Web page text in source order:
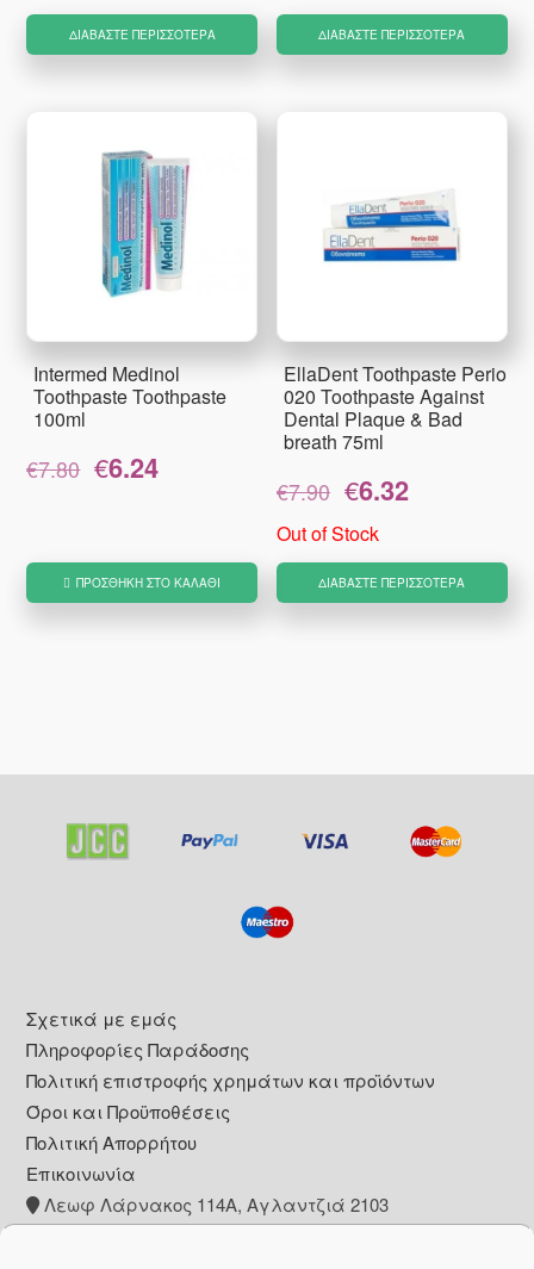
€6.32.
ΔΙΑΒΆΣΤΕ ΠΕΡΙΣΣΌΤΕΡΑ ΔΙΑΒΆΣΤΕ ΠΕΡΙΣΣΌΤΕΡΑ
Intermed Medinol
Toothpaste Toothpaste
100ml
€7.80
Original
price
€6.24
ΠΡΟΣΘΉΚΗ ΣΤΟ ΚΑΛΆΘΙ
EllaDent Toothpaste Perio
020 Toothpaste Against
Dental Plaque & Bad
breath 75ml
€7.90
Original
price
was:
€6.32
€6.32.
Out of Stock
ΔΙΑΒΆΣΤΕ ΠΕΡΙΣΣΌΤΕΡΑ
Footer
Σχετικά με εμάς
Πληροφορίες Παράδοσης
Πολιτική επιστροφής χρημάτων και προϊόντων
Όροι και Προϋποθέσεις
Πολιτική Απορρήτου
Επικοινωνία
Λεωφ Λάρνακος 114Α, Αγλαντζιά 2103